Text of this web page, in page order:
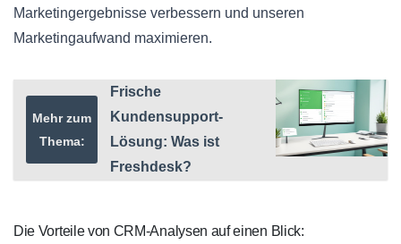
Marketingergebnisse verbessern und unseren
Marketingaufwand maximieren.
Mehr zum
Thema:
Frische
Kundensupport-
Lösung: Was ist
Freshdesk?
Die Vorteile von CRM-Analysen auf einen Blick: